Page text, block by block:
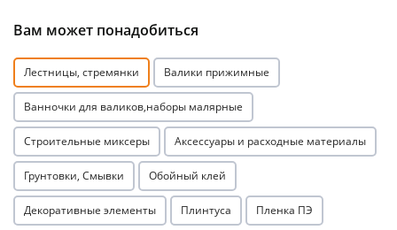
Вам может понадобиться
Лестницы, стремянки Валики прижимные
Ванночки для валиков,наборы малярные
Строительные миксеры Аксессуары и расходные материалы
Грунтовки, Смывки Обойный клей
Декоративные элементы Плинтуса Пленка ПЭ
раз в 2 недели